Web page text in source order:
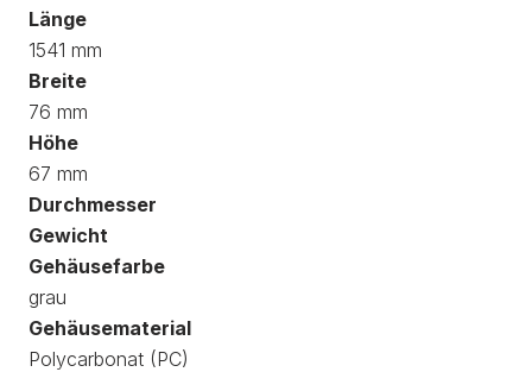
Länge
1541 mm
Breite
76 mm
Höhe
67 mm
Durchmesser
Gewicht
Gehäusefarbe
grau
Gehäusematerial
Polycarbonat (PC)